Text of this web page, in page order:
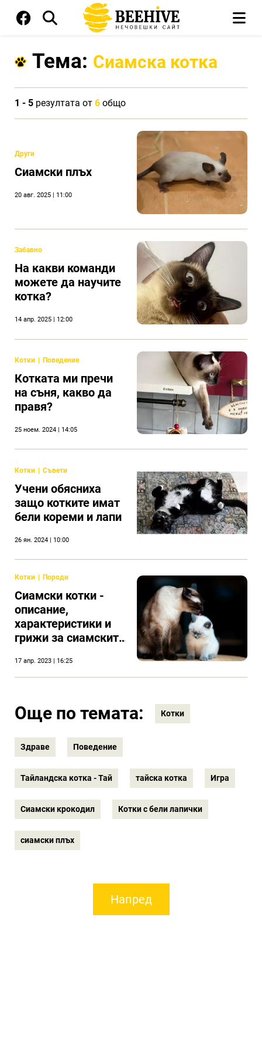
Тема: Сиамска котка
1 - 5 резултата от 6 общо
Други
Сиамски плъх
20 авг. 2025 | 11:00
Забавно
На какви команди
можете да научите
котка?
14 апр. 2025 | 12:00
Котки Поведение
Котката ми пречи
на съня, какво да
правя?
25 ноем. 2024 | 14:05
Котки Съвети
Учени обясниха
защо котките имат
бели кореми и лапи
26 ян. 2024 | 10:00
Котки Породи
Сиамски котки -
описание,
характеристики и
грижи за сиамските
17 апр. 2023 | 16:25
Още по темата: Котки
Здраве Поведение
Тайландска котка - Тай тайска котка Игра
Сиамски крокодил Котки с бели лапички
сиамски плъх
Напред